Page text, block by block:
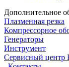
Дополнительное
Плазменная резка
Компрессорное
Генераторы
Инструмент
Сервисный центр